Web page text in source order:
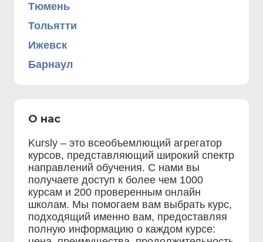
Тюмень
Тольятти
Ижевск
Барнаул
О нас
Kursly – это всеобъемлющий агрегатор
курсов, представляющий широкий спектр
направлений обучения. С нами вы
получаете доступ к более чем 1000
курсам и 200 проверенным онлайн
школам. Мы помогаем вам выбрать курс,
подходящий именно вам, предоставляя
полную информацию о каждом курсе: